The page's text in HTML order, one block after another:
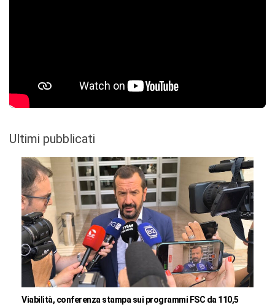
Ultimi pubblicati
Viabilità, conferenza stampa sui programmi FSC da 110,5